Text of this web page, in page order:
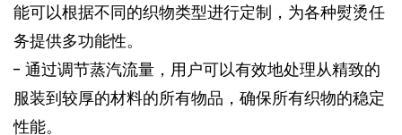
能可以根据不同的织物类型进行定制，为各种熨烫任
务提供多功能性。
- 通过调节蒸汽流量，用户可以有效地处理从精致的
服装到较厚的材料的所有物品，确保所有织物的稳定
性能。